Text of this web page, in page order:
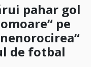
pahar gol
pe
de fotbal